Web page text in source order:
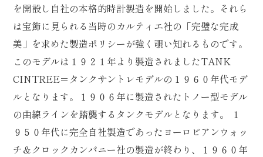
を開設し自社の本格的時計製造を開始しました。それら
は宝飾に見られる当時のカルティエ社の「完璧な完成
美」を求めた製造ポリシーが強く覗い知れるものです。
このモデルは１９２１年より製造されましたTANK
CINTREE＝タンクサントレモデルの１９６０年代モデ
ルとなります。１９０６年に製造されたトノー型モデル
の曲線ラインを踏襲するタンクモデルとなります。 １
９５０年代に完全自社製造であったヨーロピアンウォッ
チ＆クロックカンパニー社の製造が終わり、１９６０年